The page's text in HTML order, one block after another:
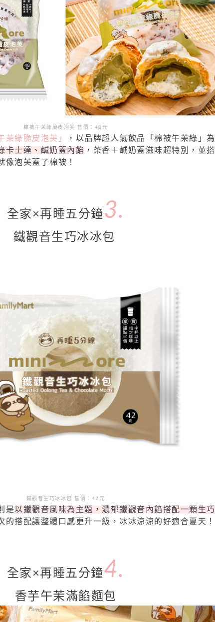
棉被午茉綠脆皮泡芙 售 價： 48 元
茉綠脆皮泡芙」
，以品牌超人氣飲品「棉被午茉綠」為
卡士達、鹹奶蓋內餡 ，茶香＋鹹奶蓋滋味超特別，並搭
像泡芙蓋了棉被！
全家×再睡五分鐘3.
鐵觀音生巧冰冰包
鐵觀音生巧冰冰包 售價： 42 元
是以鐵觀音風味為主題，濃郁鐵觀音內餡搭配一顆生巧
的搭配讓整體口感更升一級，冰冰涼涼的好適合夏天！
全家×再睡五分鐘4.
香芋午茉滿餡麵包